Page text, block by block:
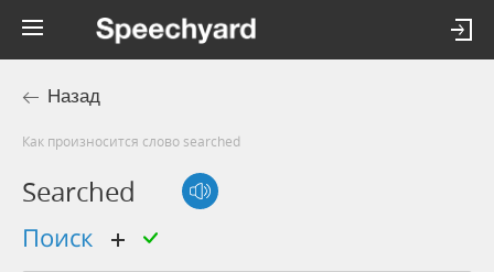
Назад
Как произносится слово searched
Searched
поиск